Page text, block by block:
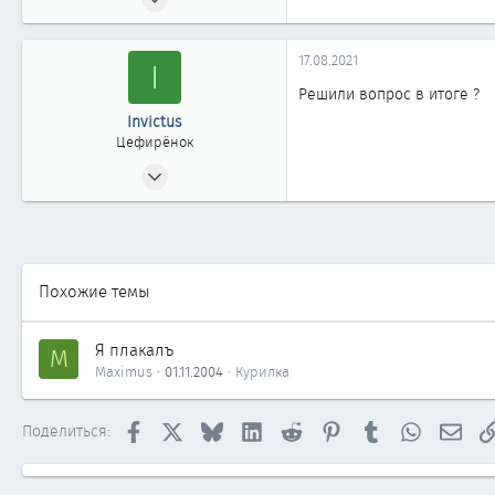
245
I
Invictus
Цефирёнок
13
17.08.2021
Решили вопрос в итоге ?
Похожие темы
M Я плакалъ
Maximus 01.11.2004 Курилка
Поделиться: Facebook Bluesky LinkedInReddit PinterestTumblrWhatsApp